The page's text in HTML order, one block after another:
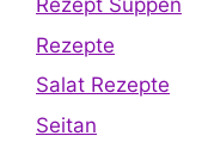
Rezept Suppen
Rezepte
Salat Rezepte
Seitan